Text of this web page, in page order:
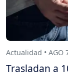
Actualidad • AGO
Trasladan a